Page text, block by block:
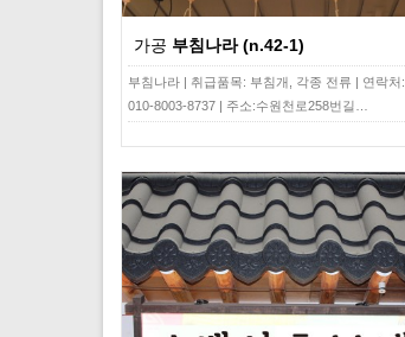
가공 부침나라 (n.42-1)
부침나라 | 취급품목: 부침개, 각종 전류 | 연락처:
010-8003-8737 | 주소:수원천로258번길…